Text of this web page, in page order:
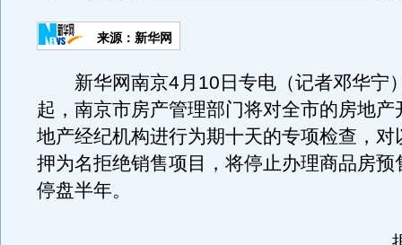
来源：新华网
新华网南京4月10日专电（记者邓华宁
起，南京市房产管理部门将对全市的房地产
地产经纪机构进行为期十天的专项检查，对
押为名拒绝销售项目，将停止办理商品房预
停盘半年。